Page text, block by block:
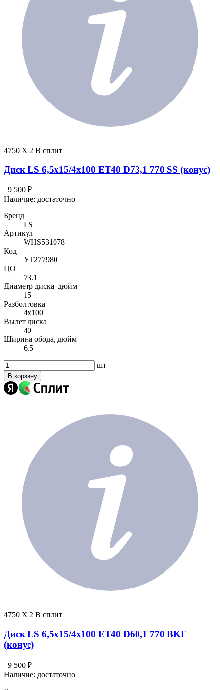
4750 X 2 В сплит
Диск LS 6,5x15/4x100 ET40 D73,1 770 SS (конус)
9 500 ₽
Наличие: достаточно
Бренд
LS
Артикул
WHS531078
Код
УТ277980
ЦО
73.1
Диаметр диска, дюйм
15
Разболтовка
4x100
Вылет диска
40
Ширина обода, дюйм
6.5
шт
В корзину
4750 X 2 В сплит
Диск LS 6,5x15/4x100 ET40 D60,1 770 BKF
(конус)
9 500 ₽
Наличие: достаточно